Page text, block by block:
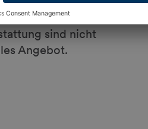
sind nicht
Angebot.